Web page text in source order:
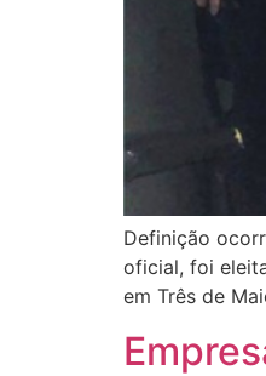
Definição
oficial, foi
em Três de